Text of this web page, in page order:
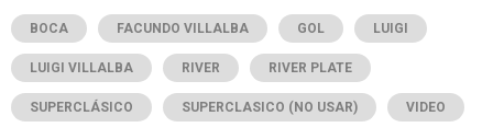
BOCA FACUNDO VILLALBA GOL LUIGI
LUIGI VILLALBA RIVER RIVER PLATE
SUPERCLÁSICO SUPERCLASICO (NO USAR) VIDEO